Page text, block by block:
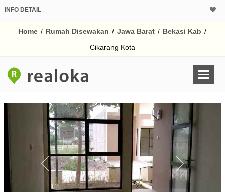
INFO DETAIL
Home / Rumah Disewakan / Jawa Barat / Bekasi Kab /
Cikarang Kota